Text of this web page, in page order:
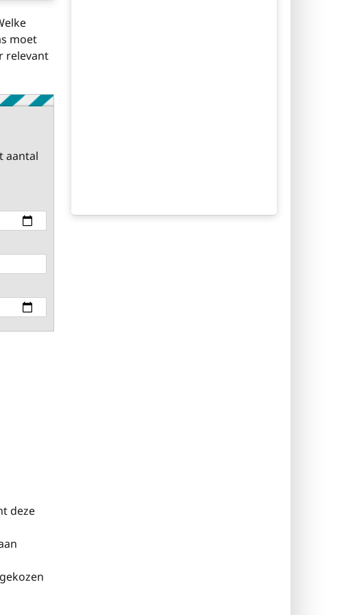
moet
relevant
aantal
deze